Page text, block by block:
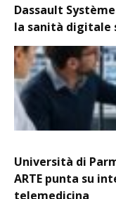
Dassault
la sanità digitale
Università di
ARTE punta su
telemedicina